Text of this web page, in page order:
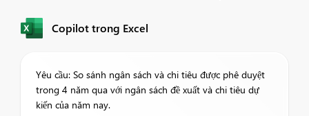
Copilot trong Excel
Yêu cầu: So sánh ngân sách và chi tiêu được phê duyệt
trong 4 năm qua với ngân sách đề xuất và chi tiêu dự
kiến của năm nay.